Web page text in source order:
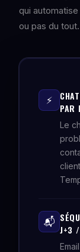
qui
ou pas du tout.
⚡
PAR
Le
📬
J+3